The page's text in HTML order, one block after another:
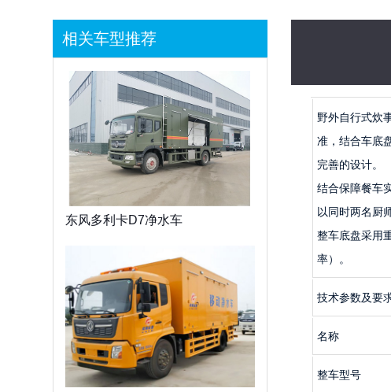
相关车型推荐
东风多利卡D7净水车
野外自行式炊
准，结合车底
完善的设计。
结合保障餐车
以同时两名厨
整车底盘采用
率）。
技术参数及要
名称
整车型号